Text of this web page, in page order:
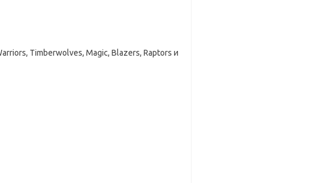
Timberwolves, Magic, Blazers, Raptors и